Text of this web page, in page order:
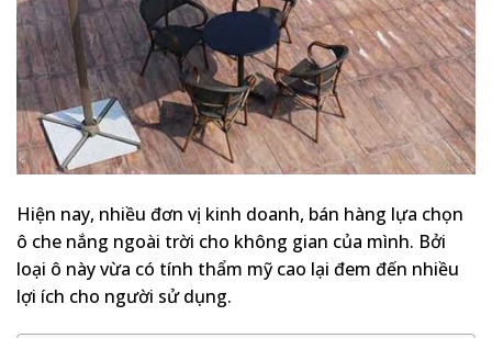
Hiện nay, nhiều đơn vị kinh doanh, bán hàng lựa chọn
ô che nắng ngoài trời cho không gian của mình. Bởi
loại ô này vừa có tính thẩm mỹ cao lại đem đến nhiều
lợi ích cho người sử dụng.